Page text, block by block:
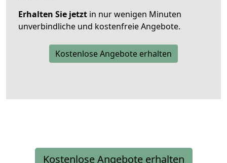
Erhalten Sie jetzt in nur wenigen Minuten
unverbindliche und kostenfreie Angebote.
Kostenlose Angebote erhalten
Kostenlose Angebote erhalten